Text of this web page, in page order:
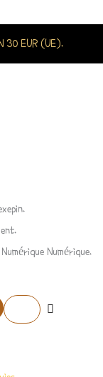
30 EUR (UE).
Numérique.